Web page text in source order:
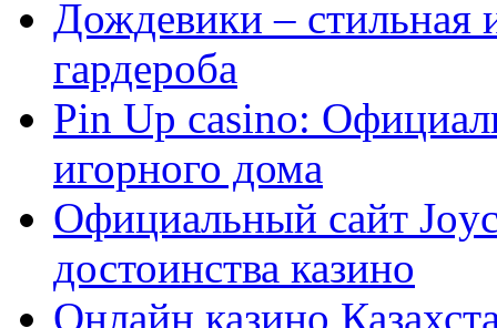
Дождевики – стильная
гардероба
Pin Up casino:
игорного дома
Официальный сайт
достоинства казино
Онлайн казино